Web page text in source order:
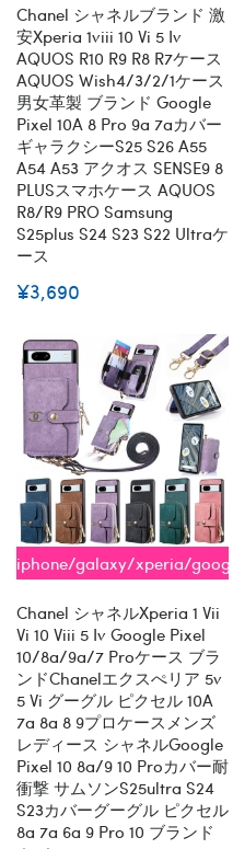
Chanel シャネルブランド 激
安xperia 1viii 10 Vi 5 Iv
AQUOS R10 R9 R8 R7ケース
AQUOS Wish4/3/2/1ケース
男女革製 ブランド Google
Pixel 10A 8 Pro 9a 7aカバー
ギャラクシーs25 S26 A55
A54 A53 アクオス SENSE9 8
PLUSスマホケース AQUOS
R8/R9 PRO Samsung
S25plus S24 S23 S22 Ultraケ
ース
¥3,690
iphone/galaxy/xperia/google
Chanel シャネルxperia 1 Vii
Vi 10 Viii 5 Iv Google Pixel
10/8a/9a/7 Proケース ブラ
ンドChanelエクスぺリア 5v
5 Vi グーグル ピクセル 10A
7a 8a 8 9プロケースメンズ
レディース シャネルGoogle
Pixel 10 8a/9 10 Proカバー耐
衝撃 サムソンs25ultra S24
S23カバーグーグル ピクセル
8a 7a 6a 9 Pro 10 ブランド